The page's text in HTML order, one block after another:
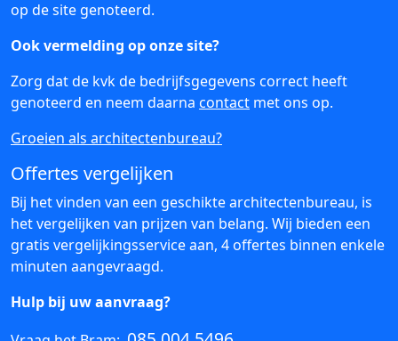
op de site genoteerd.
Ook vermelding op onze site?
Zorg dat de kvk de bedrijfsgegevens correct heeft
genoteerd en neem daarna contact met ons op.
Groeien als architectenbureau?
Offertes vergelijken
Bij het vinden van een geschikte architectenbureau, is
het vergelijken van prijzen van belang. Wij bieden een
gratis vergelijkingsservice aan, 4 offertes binnen enkele
minuten aangevraagd.
Hulp bij uw aanvraag?